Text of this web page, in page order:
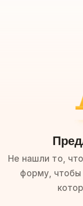
Не нашли то,
форму, чтобы